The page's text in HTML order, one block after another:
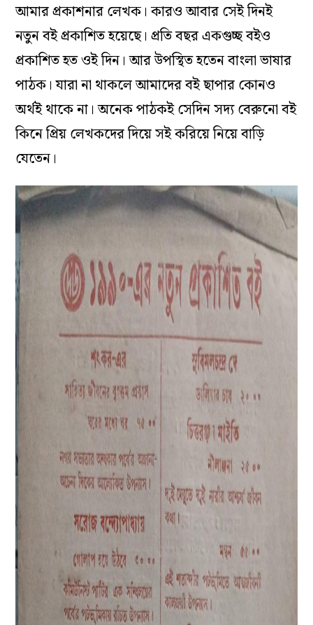
আমার প্রকাশনার লেখক। কারও আবার সেই দিনই
নতুন বই প্রকাশিত হয়েছে। প্রতি বছর একগুচ্ছ বইও
প্রকাশিত হত ওই দিন। আর উপস্থিত হতেন বাংলা ভাষার
পাঠক। যারা না থাকলে আমাদের বই ছাপার কোনও
অর্থই থাকে না। অনেক পাঠকই সেদিন সদ্য বেরুনো বই
কিনে প্রিয় লেখকদের দিয়ে সই করিয়ে নিয়ে বাড়ি
যেতেন।